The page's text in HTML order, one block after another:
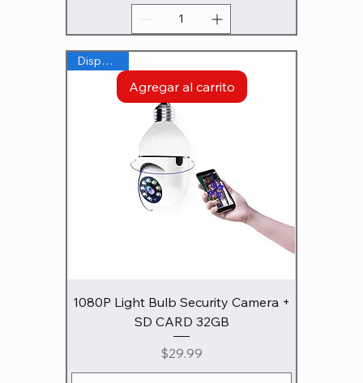
Agregar al carrito
Disponible
1080P Light Bulb Security Camera +
SD CARD 32GB
Precio
$29.99